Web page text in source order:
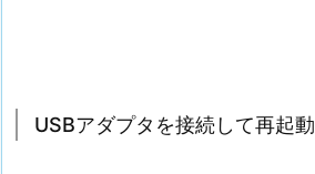
USBアダプタを接続して再起動